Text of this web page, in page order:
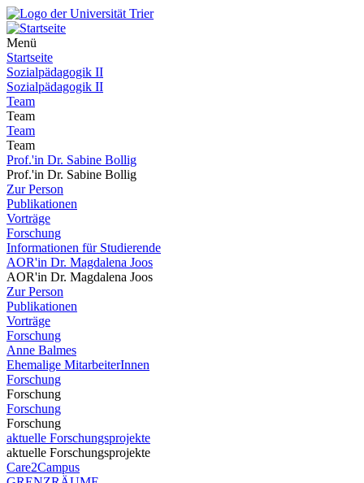
Menü
Startseite
Sozialpädagogik II
Sozialpädagogik II
Team
Team
Team
Team
Prof.'in Dr. Sabine Bollig
Prof.'in Dr. Sabine Bollig
Zur Person
Publikationen
Vorträge
Forschung
Informationen für Studierende
AOR'in Dr. Magdalena Joos
AOR'in Dr. Magdalena Joos
Zur Person
Publikationen
Vorträge
Forschung
Anne Balmes
Ehemalige MitarbeiterInnen
Forschung
Forschung
Forschung
Forschung
aktuelle Forschungsprojekte
aktuelle Forschungsprojekte
Care2Campus